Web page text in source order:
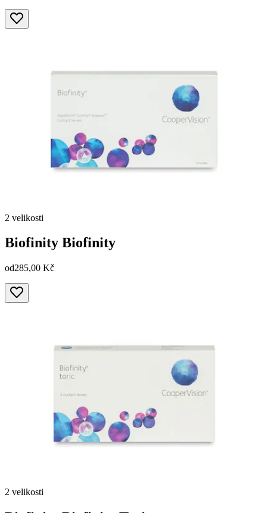
2 velikosti
Biofinity Biofinity
od285,00 Kč
2 velikosti